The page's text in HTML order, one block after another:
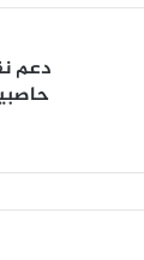
والسيد
من